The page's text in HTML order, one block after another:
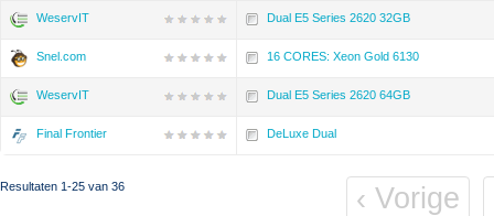
WeservIT Dual E5 Series 2620 32GB
Snel.com 16 CORES: Xeon Gold 6130
WeservIT Dual E5 Series 2620 64GB
Final Frontier DeLuxe Dual
Resultaten 1-25 van 36 ‹ Vorige